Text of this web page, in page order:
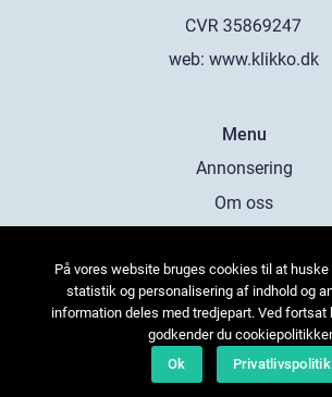
web: www.klikko.dk
Menu
Annonsering
Om oss
Kontakta oss
Sitemap
På vores website bruges cookies til at huske
statistik og personalisering af indhold og
information deles med tredjepart. Ved fortsat
godkender du
Ok
Privatlivspolitik